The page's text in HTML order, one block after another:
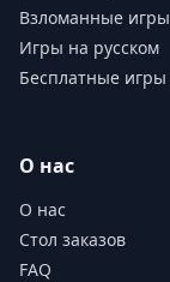
Взломанные игры
Игры на русском
Бесплатные игры
О нас
О нас
Стол заказов
FAQ